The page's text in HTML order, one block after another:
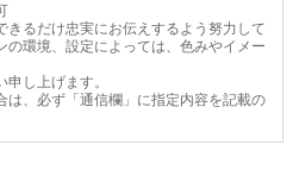
るだけ忠実にお伝えするよう努力して
の環境、設定によっては、色みやイメー
し上げます。
、必ず「通信欄」に指定内容を記載の